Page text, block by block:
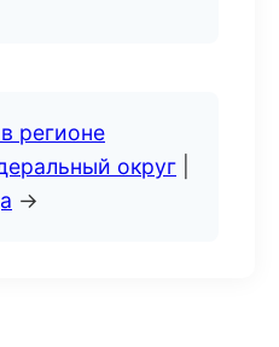
регионе
округ
→